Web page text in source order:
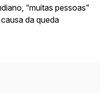
“muitas pessoas”
da queda